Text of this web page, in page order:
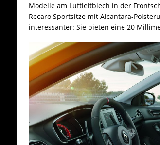
Modelle am Luftleitblech in der
Recaro Sportsitze mit Alcantara-
interessanter: Sie bieten eine 20